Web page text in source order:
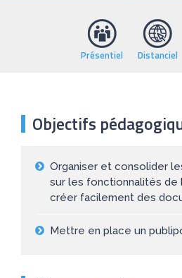
Présentiel Distanciel
Objectifs
Organiser et consolider
sur les fonctionnalités de
créer facilement des
Mettre en place un